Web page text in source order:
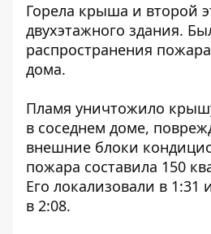
Горела крыша и второй
двухэтажного здания.
распространения
дома.
Пламя уничтожило
в соседнем доме,
внешние блоки
пожара составила 150
Его локализовали в 1:31
в 2:08.